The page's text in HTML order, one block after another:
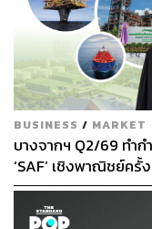
Budget:1,990 บาท
Contact:08 1432
Website:
Map:
BUSINESS / MARKET
บางจากฯ Q2/69 ทำก
‘SAF’ เชิงพาณิชย์ครั้
ล้าน